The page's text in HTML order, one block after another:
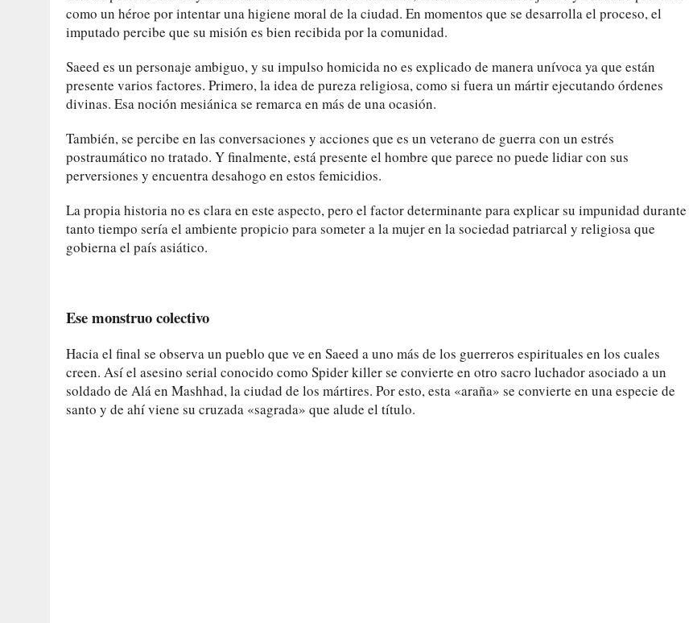
como un héroe por intentar una higiene moral de la ciudad. En momentos que se desarrolla el proceso, el
imputado percibe que su misión es bien recibida por la comunidad.
Saeed es un personaje ambiguo, y su impulso homicida no es explicado de manera unívoca ya que están
presente varios factores. Primero, la idea de pureza religiosa, como si fuera un mártir ejecutando órdenes
divinas. Esa noción mesiánica se remarca en más de una ocasión.
También, se percibe en las conversaciones y acciones que es un veterano de guerra con un estrés
postraumático no tratado. Y finalmente, está presente el hombre que parece no puede lidiar con sus
perversiones y encuentra desahogo en estos femicidios.
La propia historia no es clara en este aspecto, pero el factor determinante para explicar su impunidad durante
tanto tiempo sería el ambiente propicio para someter a la mujer en la sociedad patriarcal y religiosa que
gobierna el país asiático.
Ese monstruo colectivo
Hacia el final se observa un pueblo que ve en Saeed a uno más de los guerreros espirituales en los cuales
creen. Así el asesino serial conocido como Spider killer se convierte en otro sacro luchador asociado a un
soldado de Alá en Mashhad, la ciudad de los mártires. Por esto, esta «araña» se convierte en una especie de
santo y de ahí viene su cruzada «sagrada» que alude el título.